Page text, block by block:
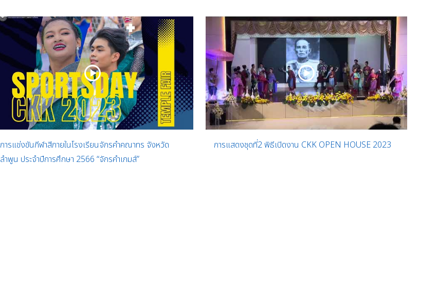
การแข่งขันกีฬาสีภายในโรงเรียนจักรคำคณาทร จังหวัด
ลำพูน ประจำปีการศึกษา 2566 “จักรคำเกมส์”
การแสดงชุดที่2 พิธีเปิดงาน CKK OPEN HOUSE 2023